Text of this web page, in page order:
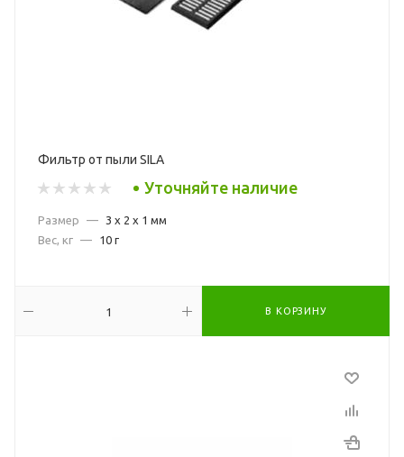
Фильтр от пыли SILA
Уточняйте наличие
Размер —
3 x 2 x 1 мм
Вес, кг — 10 г
В КОРЗИНУ